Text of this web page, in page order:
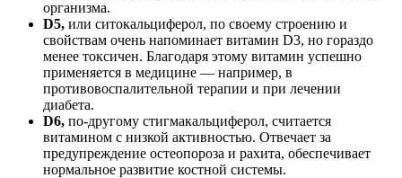
организма.
D5, или ситокальциферол, по своему строению и
свойствам очень напоминает витамин D3, но гораздо
менее токсичен. Благодаря этому витамин успешно
применяется в медицине — например, в
противовоспалительной терапии и при лечении
диабета.
D6, по-другому стигмакальциферол, считается
витамином с низкой активностью. Отвечает за
предупреждение остеопороза и рахита, обеспечивает
нормальное развитие костной системы.